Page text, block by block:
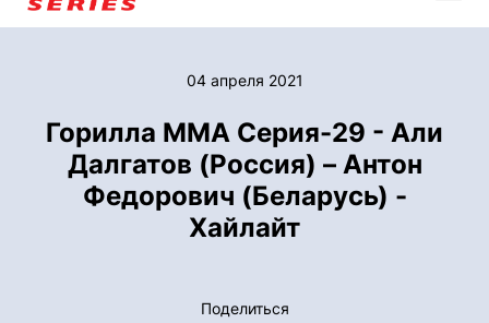
04 апреля 2021
Горилла ММА Серия-29 - Али
Далгатов (Россия) – Антон
Федорович (Беларусь) -
Хайлайт
Поделиться